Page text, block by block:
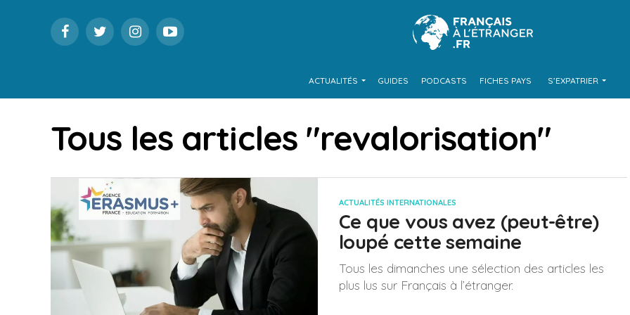
ACTUALITÉS GUIDES PODCASTS FICHES PAYS S’EXPATRIER
Tous les articles "revalorisation"
ACTUALITÉS INTERNATIONALES
Ce que vous avez (peut-être)
loupé cette semaine
Tous les dimanches une sélection des articles les
plus lus sur Français à l’étranger.